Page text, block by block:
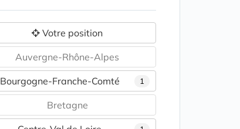
Votre position
Auvergne-Rhône-Alpes
1
Bourgogne-Franche-Comté
Bretagne